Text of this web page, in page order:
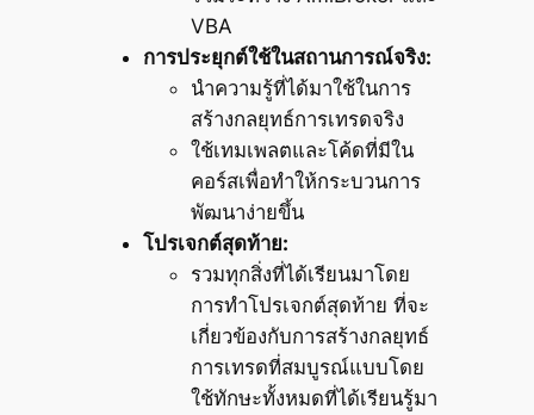
VBA
การประยุกต์ใช้ในสถานการณ์จริง:
นำความรู้ที่ได้มาใช้ในการ
สร้างกลยุทธ์การเทรดจริง
ใช้เทมเพลตและโค้ดที่มีใน
คอร์สเพื่อทำให้กระบวนการ
พัฒนาง่ายขึ้น
โปรเจกต์สุดท้าย:
รวมทุกสิ่งที่ได้เรียนมาโดย
การทำโปรเจกต์สุดท้าย ที่จะ
เกี่ยวข้องกับการสร้างกลยุทธ์
การเทรดที่สมบูรณ์แบบโดย
ใช้ทักษะทั้งหมดที่ได้เรียนรู้มา